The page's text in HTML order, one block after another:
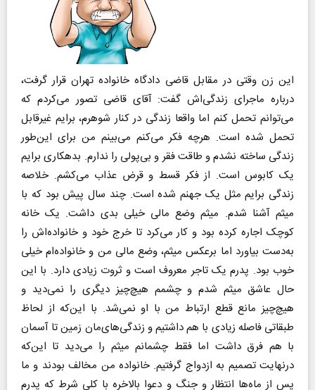
این زن وقتی در مقابل قاضی دادگاه خانواده تهران قرار گرفت،
درباره ماجرای زندگی‌اش گفت: آقای قاضی تصور می‌کردم که
می‌توانم تحمل کنم اما واقعا زندگی در کنار شوهرم، برایم غیرقابل
تحمل شده است. هرچه فکر می‌کنم می‌بینم من برای این‌طور
زندگی ساخته نشدم و طاقت فقر و بی‌پولی را ندارم. بدهکاری برایم
یک کابوس است. از فکر قسط و قرض عذاب می‌کشم. خلاصه
زندگی برایم مثل یک جهنم شده است. چند سال پیش بود که با
میثم آشنا شدم. میثم وضع مالی خیلی بدی داشت. یک خانه
کوچک اجاره کرده بود و کار می‌کرد تا خرج خود و خانواده‌اش را
به‌دست بیاورد اما برعکس میثم، وضع مالی من و خانواده‌ام خیلی
خوب بود. پدرم یک تاجر معروف است و ثروت زیادی دارد. با این
حال عاشق میثم شدم و چشمم هیچ‌چیز دیگری را نمی‌دید و
هیچ‌چیز مانع قطع ارتباط من با او نمی‌شد. با این‌که از لحاظ
طبقاتی فاصله زیادی با هم داشتیم و زندگی‌های‌مان زمین تا آسمان
با هم فرق داشت اما فقط چشمانم میثم را می‌دید تا این‌که
درنهایت تصمیم به ازدواج گرفتیم. خانواده من مخالف بودند و ما
پس از ماه‌ها انتظار و جنگ و دعوا بالاخره با کلی شرط که پدرم